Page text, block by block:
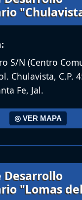
S/N (Centro
Chulavista, C.P.
Fe, Jal.
◎ VER MAPA
Desarrollo
"Lomas